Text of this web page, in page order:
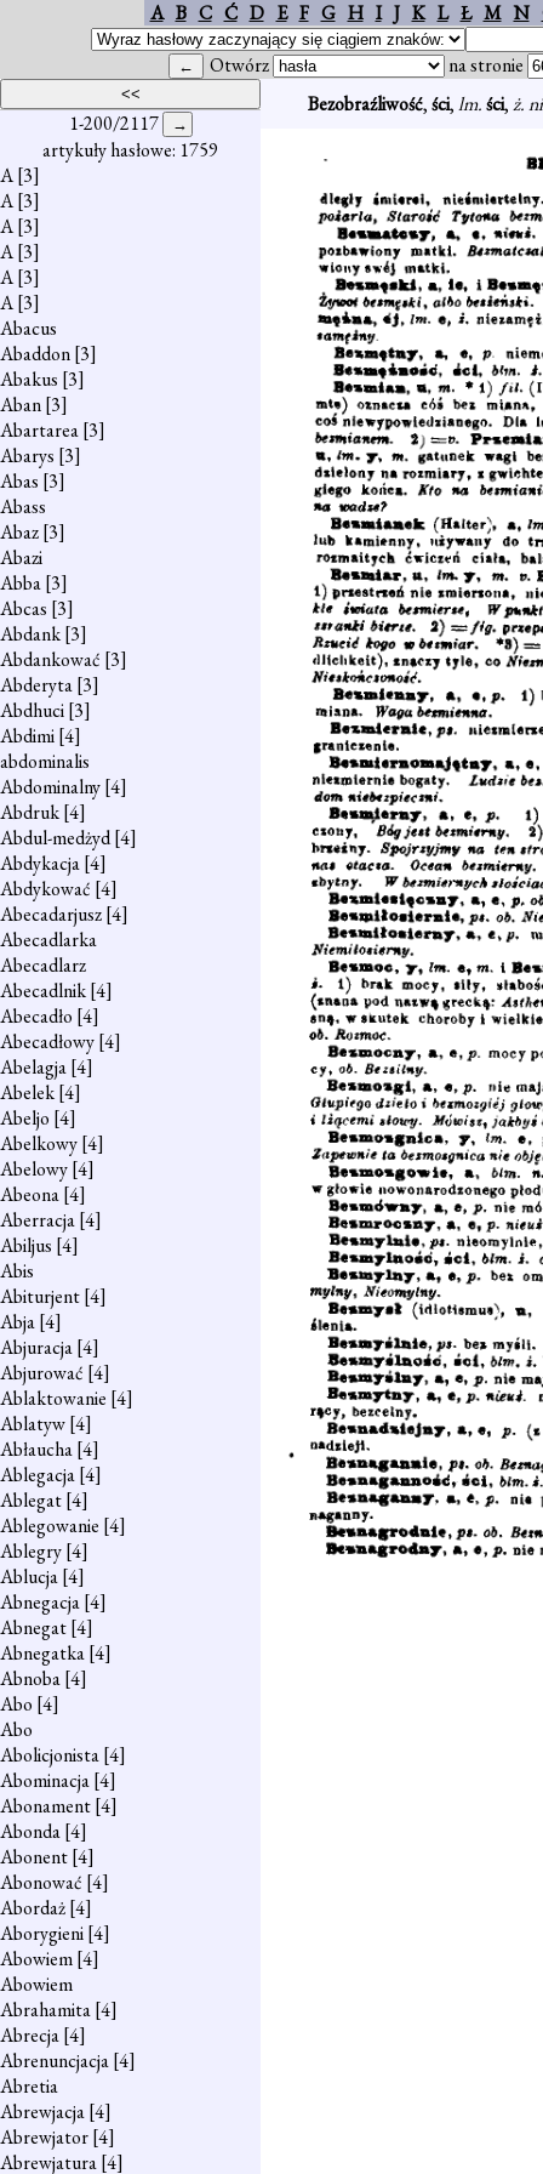
A B C Ć D E F G H I J K L Ł M N
Otwórz na stronie
1-200/2117
artykuły hasłowe: 1759
A[3]
A[3]
A[3]
A[3]
A[3]
A[3]
Abacus
Abaddon[3]
Abakus [3]
Aban[3]
Abartarea[3]
Abarys [3]
Abas [3]
Abass
Abaz[3]
Abazi
Abba[3]
Abcas [3]
Abdank[3]
Abdankować [3]
Abderyta[3]
Abdhuci[3]
Abdimi[4]
abdominalis
Abdominalny[4]
Abdruk[4]
Abdul-medżyd[4]
Abdykacja[4]
Abdykować [4]
Abecadarjusz[4]
Abecadlarka
Abecadlarz
Abecadlnik[4]
Abecadło [4]
Abecadłowy[4]
Abelagja[4]
Abelek[4]
Abeljo [4]
Abelkowy[4]
Abelowy[4]
Abeona[4]
Aberracja[4]
Abiljus [4]
Abis
Abiturjent[4]
Abja[4]
Abjuracja[4]
Abjurować [4]
Ablaktowanie [4]
Ablatyw[4]
Abłaucha[4]
Ablegacja[4]
Ablegat[4]
Ablegowanie [4]
Ablegry[4]
Ablucja[4]
Abnegacja[4]
Abnegat[4]
Abnegatka[4]
Abnoba[4]
Abo [4]
Abo
Abolicjonista[4]
Abominacja[4]
Abonament[4]
Abonda[4]
Abonent[4]
Abonować [4]
Abordaż[4]
Aborygieni[4]
Abowiem[4]
Abowiem
Abrahamita[4]
Abrecja[4]
Abrenuncjacja[4]
Abretia
Abrewjacja[4]
Abrewjator[4]
Abrewjatura[4]
Bezobraźliwość,ści,lm.ści,ż.